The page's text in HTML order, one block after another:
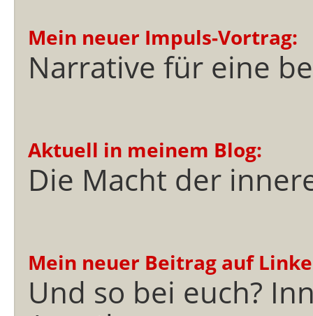
Mein neuer Impuls-Vortrag:
Narrative für eine
Aktuell in meinem Blog:
Die Macht der
Mein neuer Beitrag auf
Und so bei euch?